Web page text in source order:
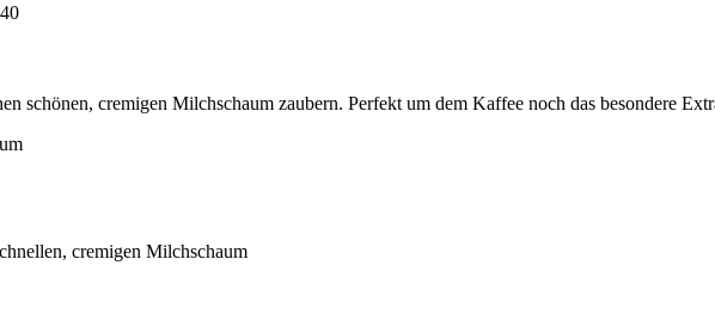
schönen, cremigen Milchschaum zaubern. Perfekt um dem Kaffee noch das besondere
cremigen Milchschaum